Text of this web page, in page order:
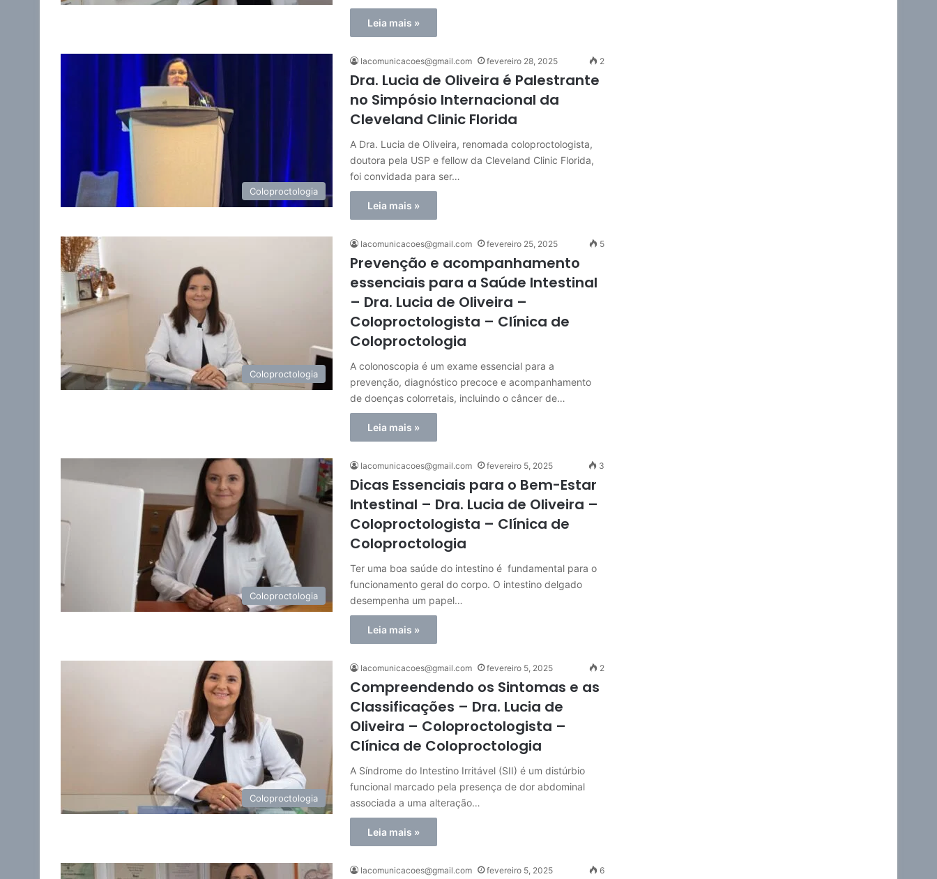
Leia mais »
Coloproctologia
lacomunicacoes@gmail.com fevereiro 28, 2025 2
Dra. Lucia de Oliveira é Palestrante
no Simpósio Internacional da
Cleveland Clinic Florida
A Dra. Lucia de Oliveira, renomada coloproctologista,
doutora pela USP e fellow da Cleveland Clinic Florida,
foi convidada para ser…
Leia mais »
Coloproctologia
lacomunicacoes@gmail.com fevereiro 25, 2025 5
Prevenção e acompanhamento
essenciais para a Saúde Intestinal
– Dra. Lucia de Oliveira –
Coloproctologista – Clínica de
Coloproctologia
A colonoscopia é um exame essencial para a
prevenção, diagnóstico precoce e acompanhamento
de doenças colorretais, incluindo o câncer de…
Leia mais »
Coloproctologia
lacomunicacoes@gmail.com fevereiro 5, 2025 3
Dicas Essenciais para o Bem-Estar
Intestinal – Dra. Lucia de Oliveira –
Coloproctologista – Clínica de
Coloproctologia
Ter uma boa saúde do intestino é fundamental para o
funcionamento geral do corpo. O intestino delgado
desempenha um papel…
Leia mais »
Coloproctologia
lacomunicacoes@gmail.com fevereiro 5, 2025 2
Compreendendo os Sintomas e as
Classificações – Dra. Lucia de
Oliveira – Coloproctologista –
Clínica de Coloproctologia
A Síndrome do Intestino Irritável (SII) é um distúrbio
funcional marcado pela presença de dor abdominal
associada a uma alteração…
Leia mais »
lacomunicacoes@gmail.com fevereiro 5, 2025 6